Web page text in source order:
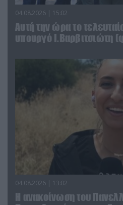
04.08.2026 | 15:02
Αυτή την ώρα το
υπουργό Ι.Βαρβιτσιώτη
04.08.2026 | 13:02
Η ανακοίνωση του